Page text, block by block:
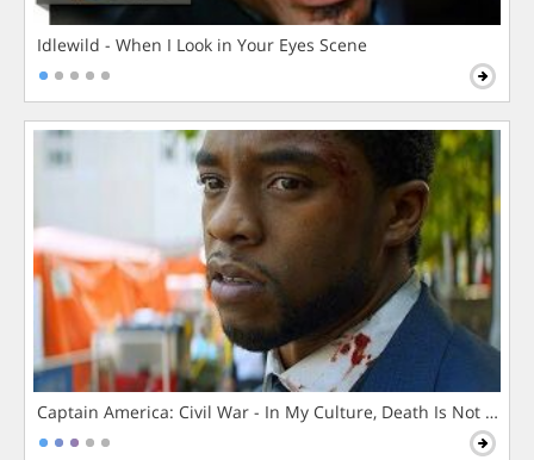
Idlewild - When I Look in Your Eyes Scene
Captain America: Civil War - In My Culture, Death Is Not The